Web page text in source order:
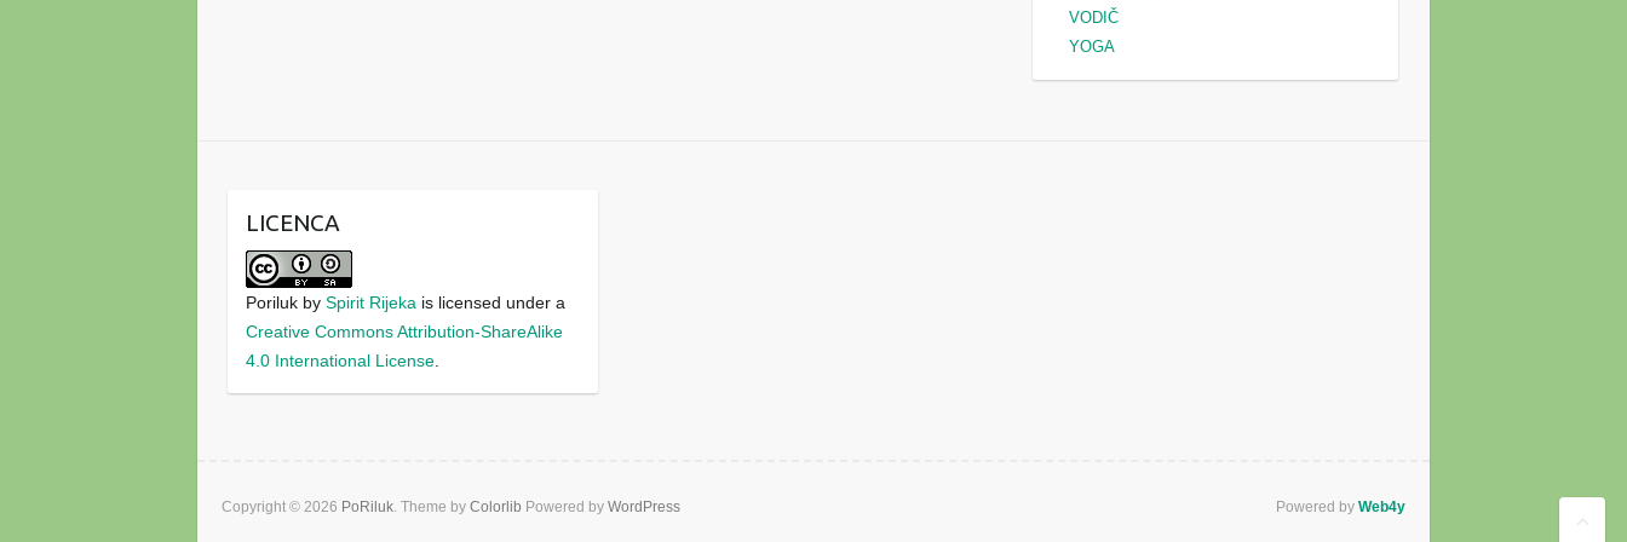
VODIČ
YOGA
LICENCA
Poriluk bySpirit Rijeka is licensed under a
Creative Commons Attribution-ShareAlike
4.0 International License.
Copyright © 2026 PoRiluk. Theme by Colorlib Powered by WordPress Powered by Web4y